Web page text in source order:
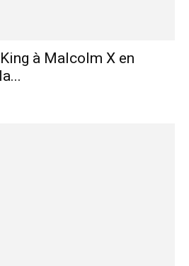
à Malcolm X en